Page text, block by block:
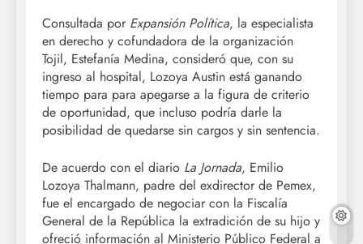
Consultada por Expansión Política, la especialista
en derecho y cofundadora de la organización
Tojil, Estefanía Medina, consideró que, con su
ingreso al hospital, Lozoya Austin está ganando
tiempo para para apegarse a la figura de criterio
de oportunidad, que incluso podría darle la
posibilidad de quedarse sin cargos y sin sentencia.
De acuerdo con el diario La Jornada, Emilio
Lozoya Thalmann, padre del exdirector de Pemex,
fue el encargado de negociar con la Fiscalía
General de la República la extradición de su hijo y
ofreció información al Ministerio Público Federal a